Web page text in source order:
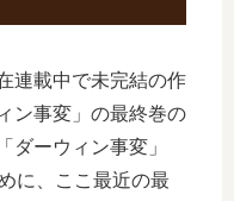
連載中で未完結の作
ン事変」の最終巻の
ダーウィン事変」
に、ここ最近の最